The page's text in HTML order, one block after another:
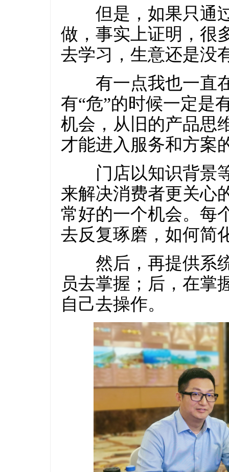
但是，如果只通过
做，事实上证明，很
去学习，生意还是没
有一点我也一直
有“危”的时候一定是
机会，从旧的产品思
才能进入服务和方案
门店以知识背景等
来解决消费者更关心
常好的一个机会。每
去反复琢磨，如何简
然后，再提供系统
员去掌握；后，在掌
自己去操作。